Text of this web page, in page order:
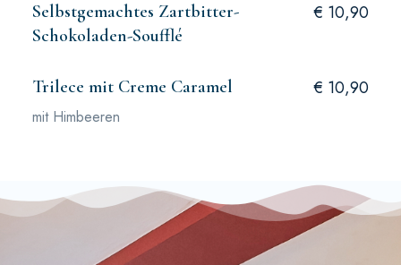
Selbstgemachtes Zartbitter-
Schokoladen-Soufflé
€ 10,90
Trilece mit Creme Caramel € 10,90
mit Himbeeren